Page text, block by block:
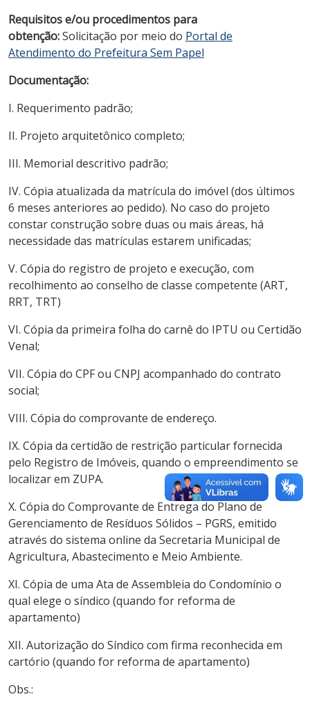
Requisitos e/ou procedimentos para
obtenção:Solicitação por meio do Portal de
Atendimento do Prefeitura Sem Papel
Documentação:
I. Requerimento padrão;
II. Projeto arquitetônico completo;
III. Memorial descritivo padrão;
IV. Cópia atualizada da matrícula do imóvel (dos últimos
6 meses anteriores ao pedido). No caso do projeto
constar construção sobre duas ou mais áreas, há
necessidade das matrículas estarem unificadas;
V. Cópia do registro de projeto e execução, com
recolhimento ao conselho de classe competente (ART,
RRT, TRT)
VI. Cópia da primeira folha do carnê do IPTU ou Certidão
Venal;
VII. Cópia do CPF ou CNPJ acompanhado do contrato
social;
VIII. Cópia do comprovante de endereço.
IX. Cópia da certidão de restrição particular fornecida
pelo Registro de Imóveis, quando o empreendimento se
localizar em ZUPA.
X. Cópia do Comprovante de Entrega do Plano de
Gerenciamento de Resíduos Sólidos – PGRS, emitido
através do sistema online da Secretaria Municipal de
Agricultura, Abastecimento e Meio Ambiente.
XI. Cópia de uma Ata de Assembleia do Condomínio o
qual elege o síndico (quando for reforma de
apartamento)
XII. Autorização do Síndico com firma reconhecida em
cartório (quando for reforma de apartamento)
Obs.: